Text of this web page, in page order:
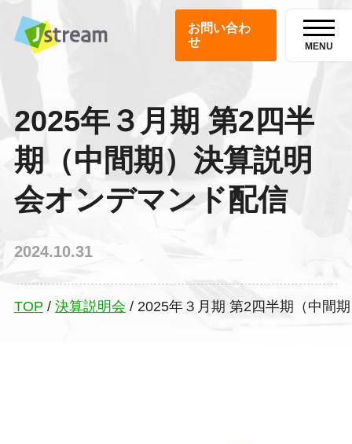
お問い合わ
せ
MENU
2025年３月期 第2四半
期（中間期）決算説明
会オンデマンド配信
2024.10.31
TOP / 決算説明会 / 2025年３月期 第2四半期（中間